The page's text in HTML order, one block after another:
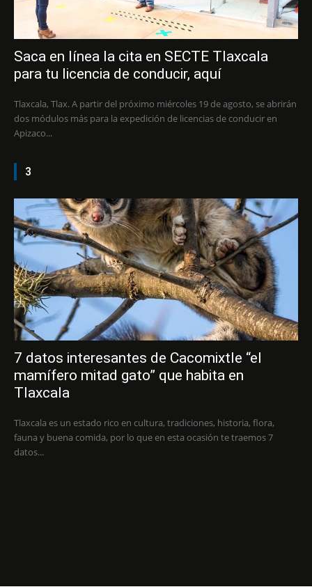
Saca en línea la cita en SECTE Tlaxcala
para tu licencia de conducir, aquí
Tlaxcala, Tlax. A partir del próximo miércoles 19 de agosto, se abrirán
dos módulos más para la expedición de licencias de conducir en
Apizaco...
3
7 datos interesantes de Cacomixtle “el
mamífero mitad gato” que habita en
Tlaxcala
Tlaxcala es un estado rico en cultura, tradiciones, historia, flora,
fauna y buena comida, por lo que en esta ocasión te traemos 7
datos...